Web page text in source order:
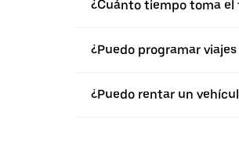
¿Cuánto tiempo toma el
¿Puedo programar
¿Puedo rentar un